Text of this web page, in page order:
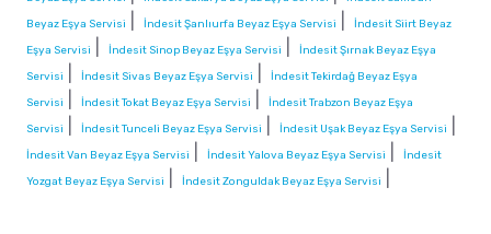
Beyaz Eşya Servisi
İndesit Şanlıurfa Beyaz Eşya Servisi
İndesit Siirt Beyaz
Eşya Servisi
İndesit Sinop Beyaz Eşya Servisi
İndesit Şırnak Beyaz Eşya
Servisi
İndesit Sivas Beyaz Eşya Servisi
İndesit Tekirdağ Beyaz Eşya
Servisi
İndesit Tokat Beyaz Eşya Servisi
İndesit Trabzon Beyaz Eşya
Servisi
İndesit Tunceli Beyaz Eşya Servisi İndesit Uşak Beyaz Eşya Servisi
İndesit Van Beyaz Eşya Servisi İndesit Yalova Beyaz Eşya Servisi
İndesit
Yozgat Beyaz Eşya Servisi
İndesit Zonguldak Beyaz Eşya Servisi